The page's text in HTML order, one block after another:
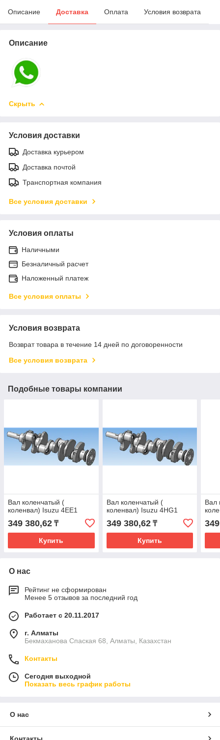
Описание Доставка Оплата Условия возврата
Описание
Скрыть
Условия доставки
Доставка курьером
Доставка почтой
Транспортная компания
Все условия доставки
Условия оплаты
Наличными
Безналичный расчет
Наложенный платеж
Все условия оплаты
Условия возврата
Возврат товара в течение 14 дней по договоренности
Все условия возврата
Подобные товары компании
Вал коленчатый (
коленвал) Isuzu 4EE1
349 380,62 ₸
Купить
Вал коленчатый (
коленвал) Isuzu 4HG1
349 380,62₸
Купить
Вал
О нас
Рейтинг не сформирован
Менее 5 отзывов за последний год
Работает с 20.11.2017
г. Алматы
Бекмаханова Спаская 68, Алматы, Казахстан
Контакты
Сегодня выходной
Показать весь график работы
О нас